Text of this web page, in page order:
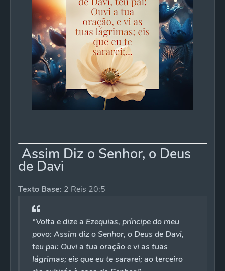
Assim Diz o Senhor, o Deus
de Davi
Texto Base: 2 Reis 20:5
“Volta e dize a Ezequias, príncipe do meu
povo: Assim diz o Senhor, o Deus de Davi,
teu pai: Ouvi a tua oração e vi as tuas
lágrimas; eis que eu te sararei; ao terceiro